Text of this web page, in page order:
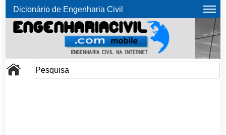
Dicionário de Engenharia Civil